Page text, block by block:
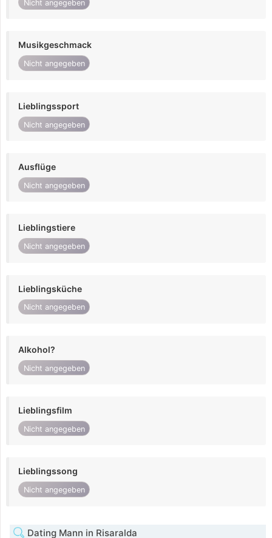
Nicht angegeben
Musikgeschmack
Nicht angegeben
Lieblingssport
Nicht angegeben
Ausflüge
Nicht angegeben
Lieblingstiere
Nicht angegeben
Lieblingsküche
Nicht angegeben
Alkohol?
Nicht angegeben
Lieblingsfilm
Nicht angegeben
Lieblingssong
Nicht angegeben
Dating Mann in Risaralda